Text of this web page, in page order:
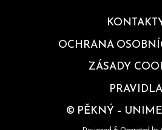
OCHRANA
ZÁSADY
PRAVIDLA
© PĚKNÝ –